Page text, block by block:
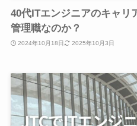
40代ITエンジニアのキャリ
管理職なのか？
2024年10月18日 2025年10月3日